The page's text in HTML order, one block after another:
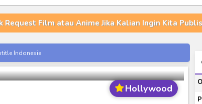
Request Film atau Anime Jika Kalian Ingin Kita
Indonesia
Indonesia
Subtitle Indonesia
Hollywood
0 1 6 ) Subtitle Indonesia